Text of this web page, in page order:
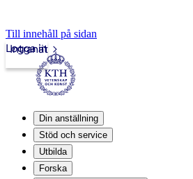
Till innehåll på sidan
Intranät
Logga in
Din anställning
Stöd och service
Utbilda
Forska